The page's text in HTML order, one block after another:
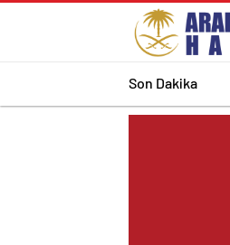
Son Dakika